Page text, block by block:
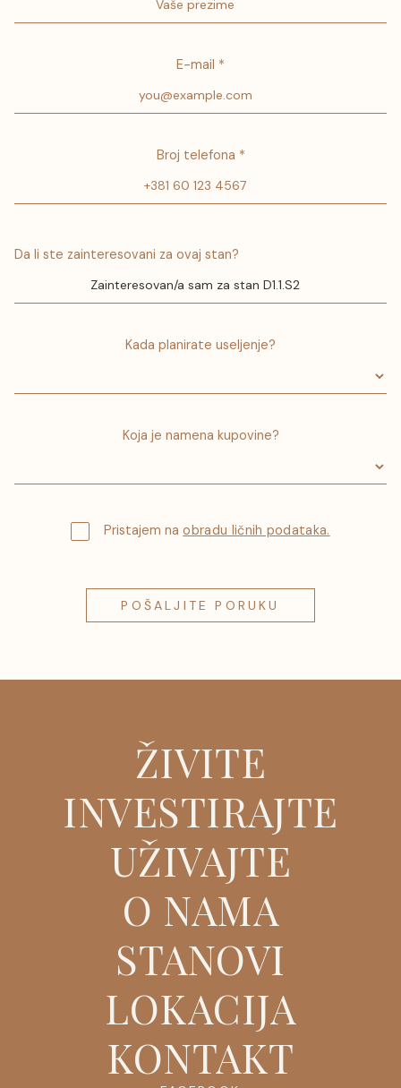
E-mail *
Broj telefona *
Da li ste zainteresovani za ovaj stan?
Kada planirate useljenje?
Koja je namena kupovine?
Pristajem naobradu ličnih podataka.
ŽIVITE
INVESTIRAJTE
UŽIVAJTE
O NAMA
STANOVI
LOKACIJA
KONTAKT